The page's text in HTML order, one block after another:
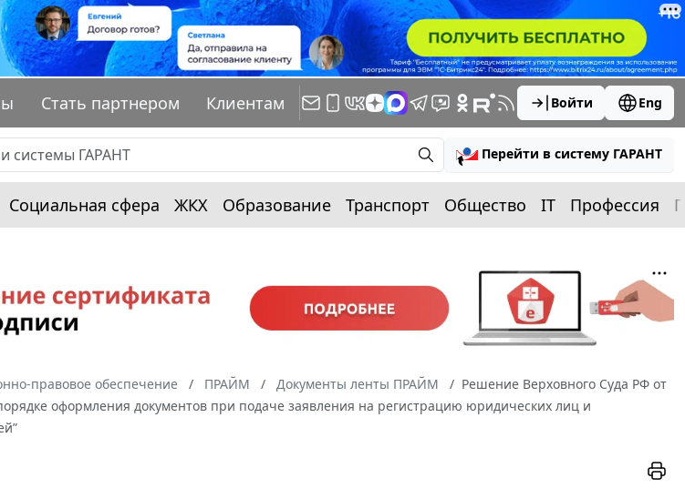
Стать партнером Клиентам Войти Eng
Перейти в систему ГАРАНТ
Социальная сфера ЖКХ Образование Транспорт Общество IT Профессия
правовое обеспечение ПРАЙМ Документы ленты ПРАЙМ
Решение Верховного Суда РФ от
оформления документов при подаче заявления на регистрацию юридических лиц и